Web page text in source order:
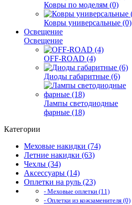
Ковры по моделям (0)
Ковры универсальные (0)
Освещение
Освещение
OFF-ROAD (4)
Диоды габаритные (6)
Лампы светодиодные
фарные (18)
Категории
Меховые накидки (74)
Летние накидки (63)
Чехлы (34)
Аксессуары (14)
Оплетки на руль (23)
- Меховые оплетки (11)
- Оплетки из кожзаменителя (0)